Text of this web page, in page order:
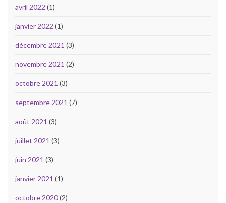
avril 2022 (1)
janvier 2022 (1)
décembre 2021 (3)
novembre 2021 (2)
octobre 2021 (3)
septembre 2021 (7)
août 2021 (3)
juillet 2021 (3)
juin 2021 (3)
janvier 2021 (1)
octobre 2020(2)